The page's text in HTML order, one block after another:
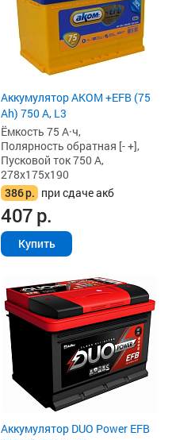
Аккумулятор AKOM +EFB (75
Ah) 750 А, L3
Ёмкость 75 А·ч,
Полярность обратная [- +],
Пусковой ток 750 А,
278x175x190
386р. при сдаче акб
407р.
Купить
Аккумулятор DUO Power EFB